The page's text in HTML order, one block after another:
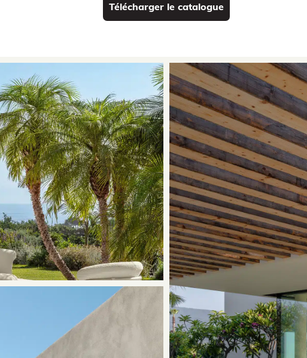
Télécharger le catalogue